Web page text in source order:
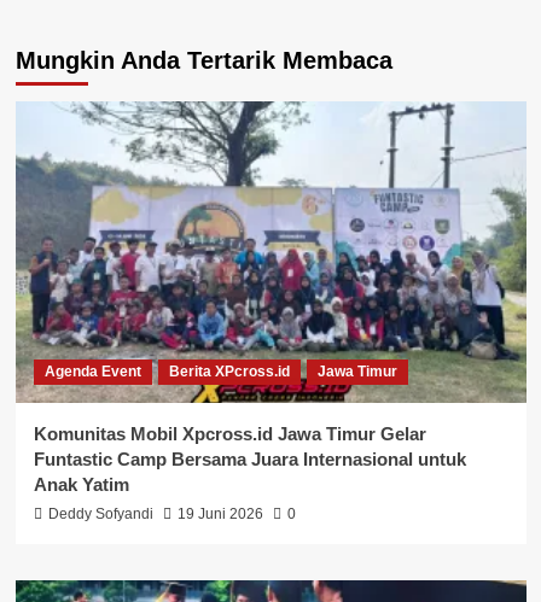
Mungkin Anda Tertarik Membaca
Agenda Event Berita XPcross.id Jawa Timur
Komunitas Mobil Xpcross.id Jawa Timur Gelar
Funtastic Camp Bersama Juara Internasional untuk
Anak Yatim
Deddy Sofyandi 19 Juni 2026 0